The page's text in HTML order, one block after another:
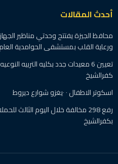
تستبعد